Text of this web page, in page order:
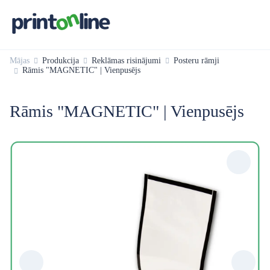
Mājas Produkcija Reklāmas risinājumi
Posteru rāmji
Rāmis "MAGNETIC" | Vienpusējs
Rāmis "MAGNETIC" | Vienpusējs